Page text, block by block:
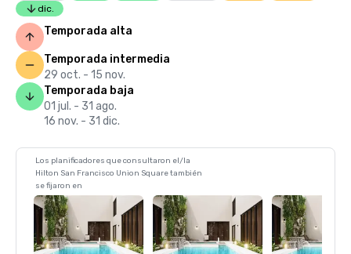
dic.
Temporada alta
Temporada intermedia
29 oct. - 15 nov.
Temporada baja
01 jul. - 31 ago.
16 nov. - 31 dic.
Los planificadores que consultaron el/la
Hilton San Francisco Union Square también
se fijaron en